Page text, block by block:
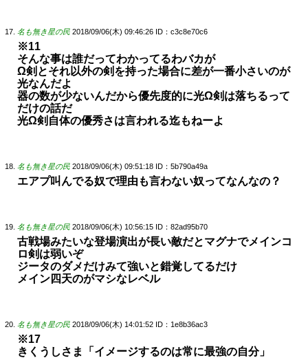
名も無き星の民 2018/09/06(木) 09:46:26 ID：c3c8e70c6
※11
そんな事は誰だってわかってるわバカが
Ω剣とそれ以外の剣を持った場合に差が一番小さいのが
光なんだよ
器の数が少ないんだから優先度的に光Ω剣は落ちるって
だけの話だ
光Ω剣自体の優秀さは言われる迄もねーよ
名も無き星の民 2018/09/06(木) 09:51:18 ID：5b790a49a
エアプ叫んでる奴で理由も言わない奴ってなんなの？
名も無き星の民 2018/09/06(木) 10:56:15 ID：82ad95b70
古戦場みたいな登場演出が長い敵だとマグナでメインコ
ロ剣は弱いぞ
ジータのダメだけみて強いと錯覚してるだけ
メイン四天のがマシなレベル
名も無き星の民 2018/09/06(木) 14:01:52 ID：1e8b36ac3
※17
きくうしさま「イメージするのは常に最強の自分」